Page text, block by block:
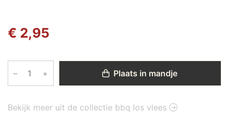
€ 2,95
– + Plaats in mandje
Bekijk meer uit de collectie bbq los vlees